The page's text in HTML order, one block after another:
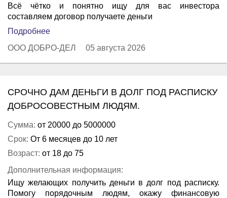
Всё чётко и понятно ищу для вас инвестора
составляем договор получаете деньги
Подробнее
ООО ДОБРО-ДЕЛ
05 августа 2026
СРОЧНО ДАМ ДЕНЬГИ В ДОЛГ ПОД РАСПИСКУ
ДОБРОСОВЕСТНЫМ ЛЮДЯМ.
Сумма: от 20000 до 5000000
Срок: От 6 месяцев до 10 лет
Возраст: от 18 до 75
Дополнительная информация:
Ищу желающих получить деньги в долг под расписку.
Помогу порядочным людям, окажу финансовую